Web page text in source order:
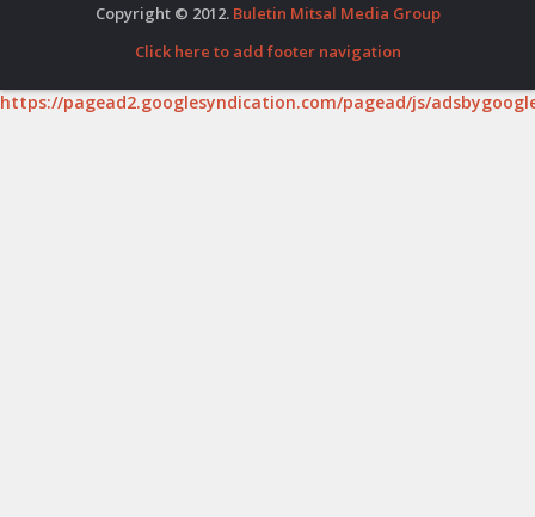
Copyright © 2012. Buletin Mitsal Media Group
Click here to add footer navigation
https://pagead2.googlesyndication.com/pagead/js/